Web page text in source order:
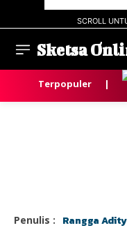
SCROLL
Sketsa
Terpopuler |
Penulis : Rangga